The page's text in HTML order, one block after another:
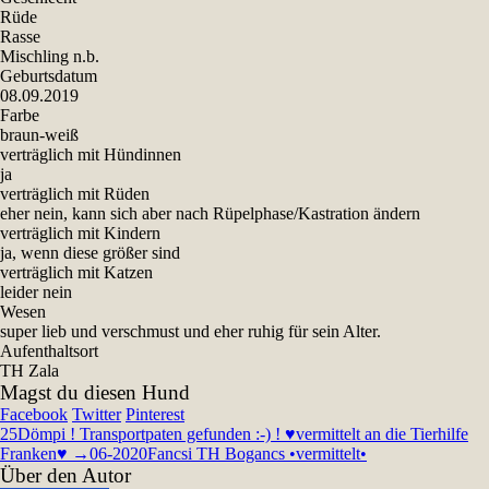
Rüde
Rasse
Mischling n.b.
Geburtsdatum
08.09.2019
Farbe
braun-weiß
verträglich mit Hündinnen
ja
verträglich mit Rüden
eher nein, kann sich aber nach Rüpelphase/Kastration ändern
verträglich mit Kindern
ja, wenn diese größer sind
verträglich mit Katzen
leider nein
Wesen
super lieb und verschmust und eher ruhig für sein Alter.
Aufenthaltsort
TH Zala
Magst du diesen Hund
Facebook Twitter Pinterest
25Dömpi ! Transportpaten gefunden :-) ! ♥vermittelt an die Tierhilfe
Franken♥ →06-2020Fancsi TH Bogancs •vermittelt•
Über den Autor